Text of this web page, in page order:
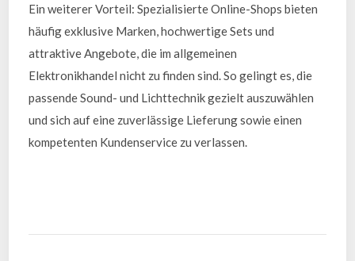
Ein weiterer Vorteil: Spezialisierte Online-Shops bieten
häufig exklusive Marken, hochwertige Sets und
attraktive Angebote, die im allgemeinen
Elektronikhandel nicht zu finden sind. So gelingt es, die
passende Sound- und Lichttechnik gezielt auszuwählen
und sich auf eine zuverlässige Lieferung sowie einen
kompetenten Kundenservice zu verlassen.